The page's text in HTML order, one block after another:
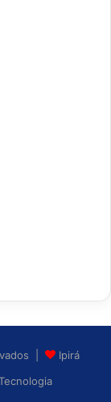
|
Ipirá